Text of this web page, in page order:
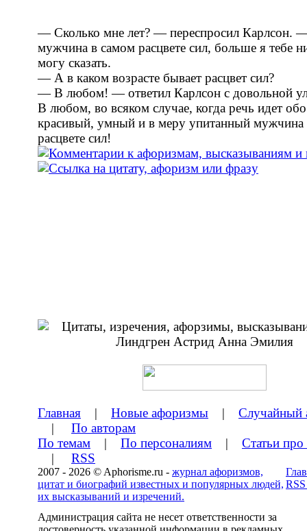
— Сколько мне лет? — переспросил Карлсон.
мужчина в самом расцвете сил, больше я тебе
могу сказать.
— А в каком возрасте бывает расцвет сил?
— В любом! — ответил Карлсон с довольной
В любом, во всяком случае, когда речь идет
красивый, умный и в меру упитанный мужчина
расцвете сил!
Главная | Новые афоризмы | Случайный
| По авторам
По темам | По персоналиям | Статьи
| RSS
2007 - 2026 © Aphorisme.ru - журнал афоризмов,
цитат и биографий известных и популярных людей,
их высказываний и изречений.
Администрация сайта не несет ответственности за